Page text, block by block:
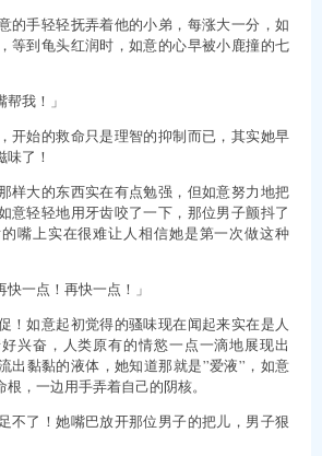
的手轻轻抚弄着他的小弟，每涨大一分，如
等到龟头红润时，如意的心早被小鹿撞的七
帮我！」
开始的救命只是理智的抑制而已，其实她早
了！
样大的东西实在有点勉强，但如意努力地把
意轻轻地用牙齿咬了一下，那位男子颤抖了
嘴上实在很难让人相信她是第一次做这种
快一点！再快一点！」
！如意起初觉得的骚味现在闻起来实在是人
兴奋，人类原有的情慾一点一滴地展现出
出黏黏的液体，她知道那就是”爱液”，如意
，一边用手弄着自己的阴核。
不了！她嘴巴放开那位男子的把儿，男子狠